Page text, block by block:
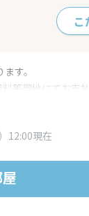
こ
す。
等現地にてお支
12:00現在